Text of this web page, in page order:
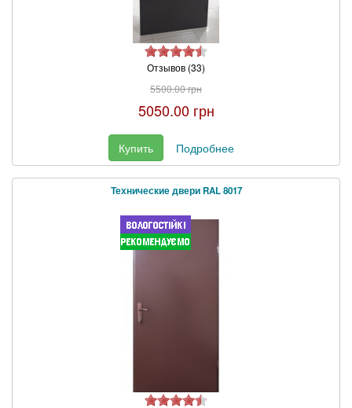
Отзывов (33)
5500.00 грн
5050.00 грн
Купить Подробнее
Технические двери RAL 8017